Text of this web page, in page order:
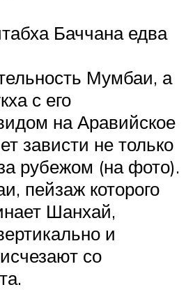
Баччана едва
Мумбаи, а
с его
на Аравийское
зависти не только
рубежом (на фото).
пейзаж которого
Шанхай,
и
со